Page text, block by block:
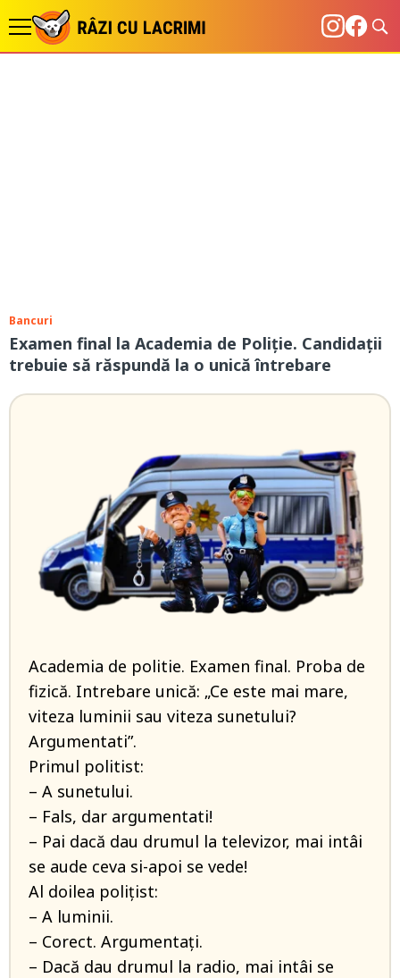
Bancuri
Examen final la Academia de Poliție. Candidații
trebuie să răspundă la o unică întrebare
Academia de politie. Examen final. Proba de
fizică. Intrebare unică: „Ce este mai mare,
viteza luminii sau viteza sunetului?
Argumentati”.
Primul politist:
– A sunetului.
– Fals, dar argumentati!
– Pai dacă dau drumul la televizor, mai intâi
se aude ceva si-apoi se vede!
Al doilea poliţist:
– A luminii.
– Corect. Argumentaţi.
– Dacă dau drumul la radio, mai intâi se